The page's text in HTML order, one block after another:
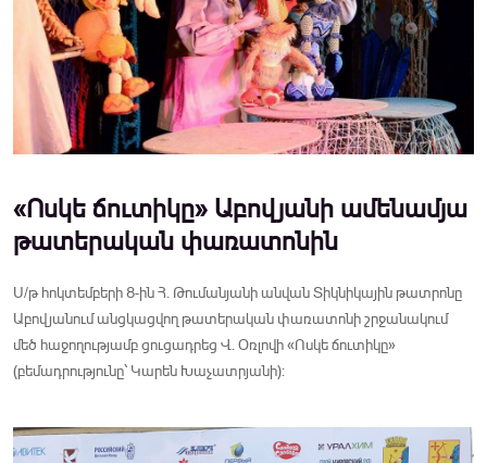
«Ոսկե ճուտիկը» Աբովյանի ամենամյա
թատերական փառատոնին
Ս/թ հոկտեմբերի 8-ին Հ. Թումանյանի անվան Տիկնիկային թատրոնը
Աբովյանում անցկացվող թատերական փառատոնի շրջանակում
մեծ հաջողությամբ ցուցադրեց Վ. Օռլովի «Ոսկե ճուտիկը»
(բեմադրությունը՝ Կարեն Խաչատրյանի):